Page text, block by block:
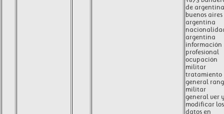
de argentina
buenos aires
argentina
argentina
información
profesional
ocupación
militar
tratamiento
general
militar
general ver
modificar los
datos en